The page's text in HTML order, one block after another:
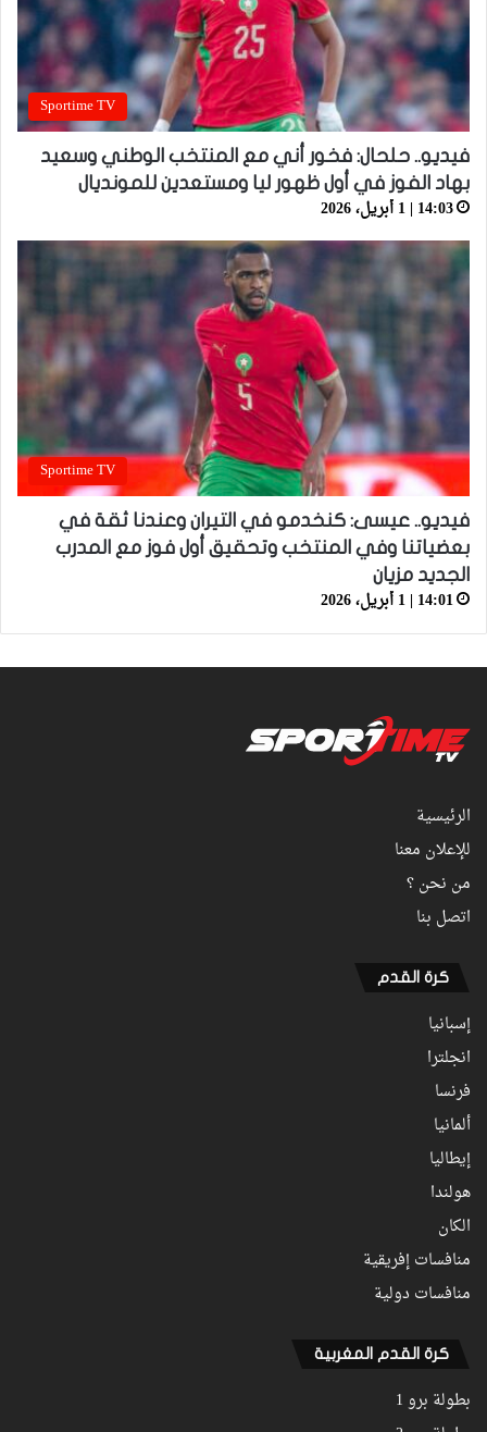
Sportime TV
فيديو.. حلحال: فخور أني مع المنتخب الوطني وسعيد
بهاد الفوز في أول ظهور ليا ومستعدين للمونديال
14:03 | 1 أبريل، 2026
Sportime TV
فيديو.. عيسى: كنخدمو في التيران وعندنا ثقة في
بعضياتنا وفي المنتخب وتحقيق أول فوز مع المدرب
الجديد مزيان
14:01 | 1 أبريل، 2026
الرئيسية
للإعلان معنا
من نحن ؟
اتصل بنا
كرة القدم
إسبانيا
انجلترا
فرنسا
ألمانيا
إيطاليا
هولندا
الكان
منافسات إفريقية
منافسات دولية
كرة القدم المغربية
بطولة برو 1